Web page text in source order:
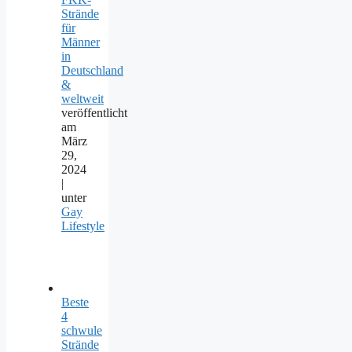
Strände
für
Männer
in
Deutschland
&
weltweit
veröffentlicht
am
März
29,
2024
|
unter
Gay
Lifestyle
Beste
4
schwule
Strände